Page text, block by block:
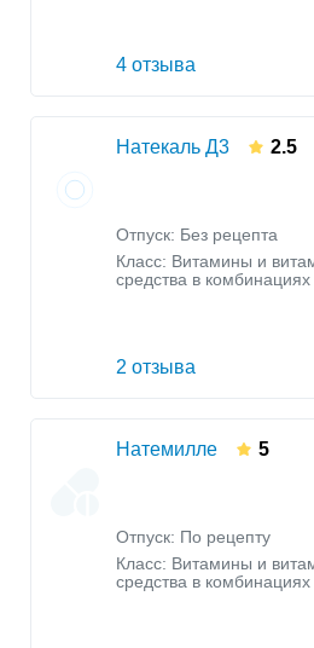
4 отзыва
Натекаль Д3 2.5
Отпуск: Без рецепта
Класс: Витамины и
средства в комбинациях
2 отзыва
Натемилле 5
Отпуск: По рецепту
Класс: Витамины и
средства в комбинациях